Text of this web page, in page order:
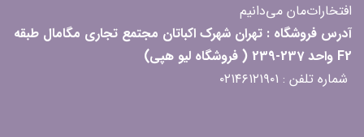
افتخارات‌مان می‌دانیم
آدرس فروشگاه : تهران شهرک اکباتان مجتمع تجاری مگامال طبقه
F2 واحد 237-239 ( فروشگاه لیو هپی)
شماره تلفن : ۰۲۱۴۶۱۲۱۹۰۱